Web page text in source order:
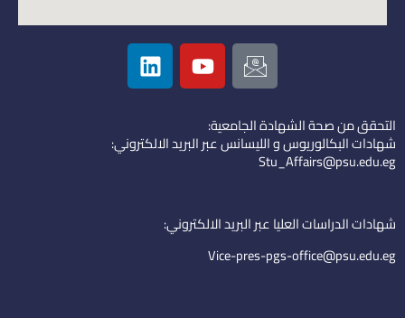
I
c
o
n
-
e
i
l
Y
o
u
u
b
L
i
n
e
d
التحقق من صحة الشهادة الجامعية:
شهادات البكالوريوس و الليسانس عبر البريد الالكتروني:
Stu_Affairs@psu.edu.eg
شهادات الدراسات العليا عبر البريد الالكتروني:
Vice-pres-pgs-office@psu.edu.eg